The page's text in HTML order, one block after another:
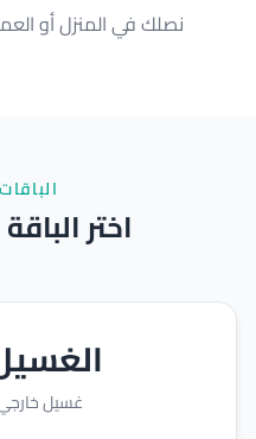
نصلك في المنزل أو
اختر
غسيل